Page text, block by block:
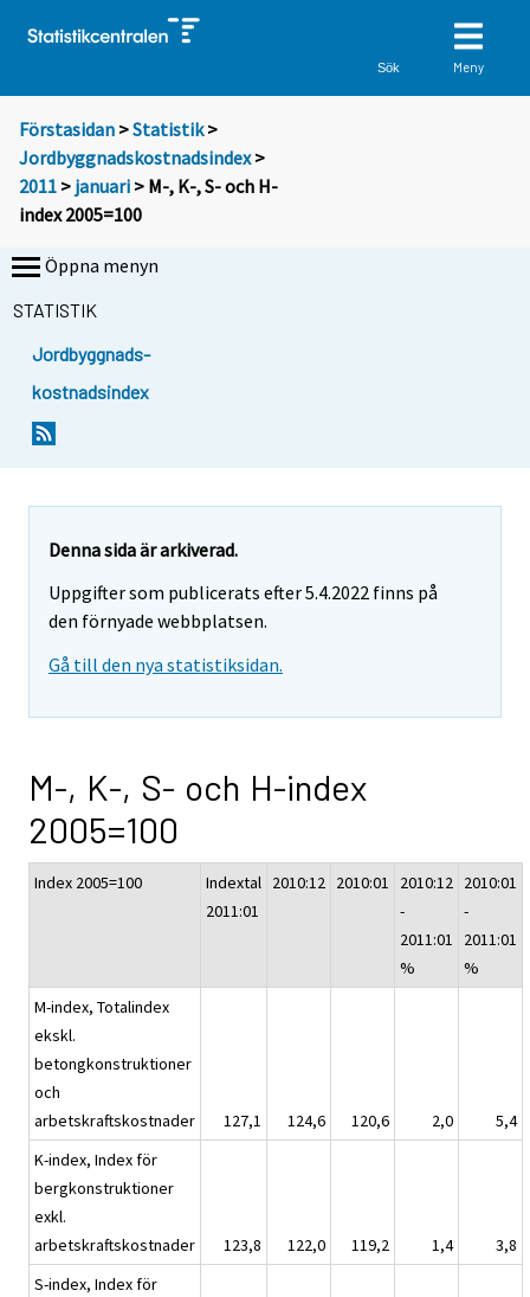
Sök Meny
Förstasidan >Statistik >
Jordbyggnadskostnadsindex>
2011 > januari > M-, K-, S- och H-
index 2005=100
Öppna menyn
STATISTIK
Jordbyggnads-
kostnadsindex
Denna sida är arkiverad.
Uppgifter som publicerats efter 5.4.2022 finns på
den förnyade webbplatsen.
Gå till den nya statistiksidan.
M-, K-, S- och H-index
2005=100
Index 2005=100
Indextal
2011:01
2010:12 2010:01
2010:12
-
2011:01
%
2010:01
-
2011:01
%
M-index, Totalindex
ekskl.
betongkonstruktioner
och
arbetskraftskostnader
127,1 124,6 120,6 2,0
5,4
K-index, Index för
bergkonstruktioner
exkl.
arbetskraftskostnader
123,8 122,0 119,2 1,4
3,8
S-index, Index för